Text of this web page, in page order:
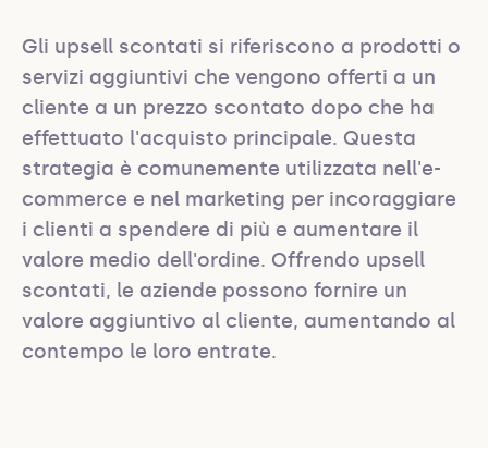
Gli upsell scontati si riferiscono a prodotti o
servizi aggiuntivi che vengono offerti a un
cliente a un prezzo scontato dopo che ha
effettuato l'acquisto principale. Questa
strategia è comunemente utilizzata nell'e-
commerce e nel marketing per incoraggiare
i clienti a spendere di più e aumentare il
valore medio dell'ordine. Offrendo upsell
scontati, le aziende possono fornire un
valore aggiuntivo al cliente, aumentando al
contempo le loro entrate.